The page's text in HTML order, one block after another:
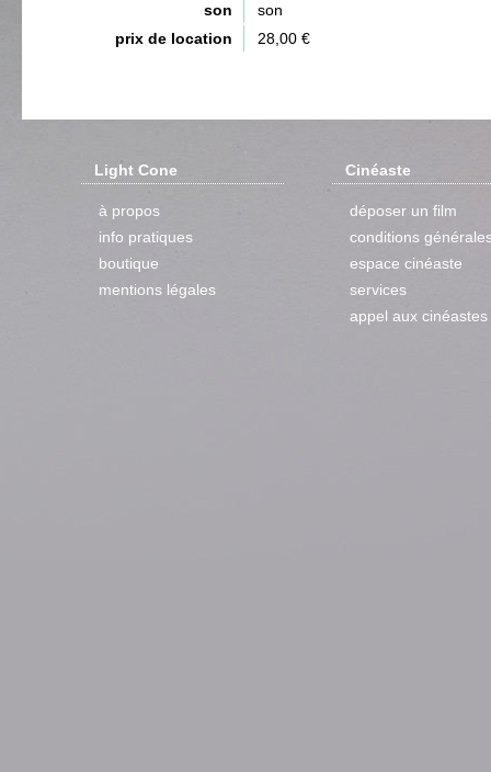
son
son
prix de location
28,00 €
Light Cone
à propos
info pratiques
boutique
mentions légales
Cinéaste
déposer un film
conditions
espace cinéaste
services
appel aux cinéastes